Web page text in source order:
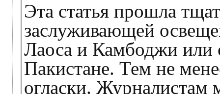
Эта статья прошла
заслуживающей
Лаоса и Камбоджи или
Пакистане. Тем не
огласки. Журналистам